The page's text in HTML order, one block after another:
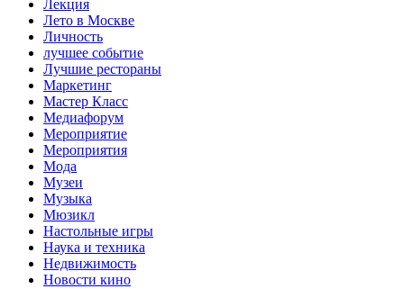
Лекция
Лето в Москве
Личность
лучшее событие
Лучшие рестораны
Маркетинг
Мастер Класс
Медиафорум
Мероприятие
Мероприятия
Мода
Музеи
Музыка
Мюзикл
Настольные игры
Наука и техника
Недвижимость
Новости кино